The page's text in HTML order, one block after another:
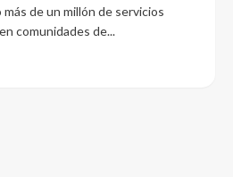
de un millón de servicios
comunidades de...